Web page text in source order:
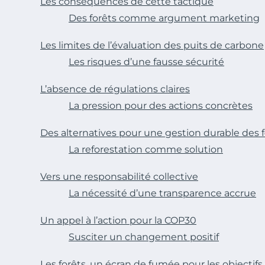
Des forêts comme argument marketing
Les limites de l’évaluation des puits de carbone
Les risques d’une fausse sécurité
L’absence de régulations claires
La pression pour des actions concrètes
Des alternatives pour une gestion durable des
La reforestation comme solution
Vers une responsabilité collective
La nécessité d’une transparence accrue
Un appel à l’action pour la COP30
Susciter un changement positif